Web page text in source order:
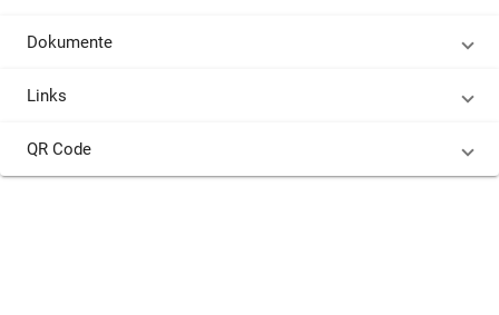
Dokumente
Links
QR Code